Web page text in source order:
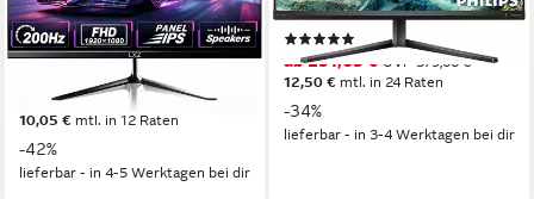
63 cm/ 24.5 Zoll Diagonale
1920 x 1080 px, FHD Auflösung
1 ms Reaktionszeit
Produktdatenblatt
109,99 €
189,99 €
10,05 € mtl. in 12 Raten
-42%
lieferbar - in 4-5 Werktagen bei dir
Produktdatenblatt
(2)
ab 251,65 € UVP 379,00 €
12,50 € mtl. in 24 Raten
-34%
lieferbar - in 3-4 Werktagen bei dir